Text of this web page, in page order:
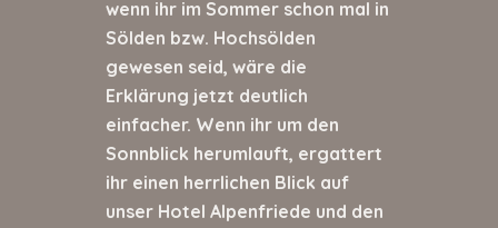
wenn ihr im Sommer schon mal in
Sölden bzw. Hochsölden
gewesen seid, wäre die
Erklärung jetzt deutlich
einfacher. Wenn ihr um den
Sonnblick herumlauft, ergattert
ihr einen herrlichen Blick auf
unser Hotel Alpenfriede und den